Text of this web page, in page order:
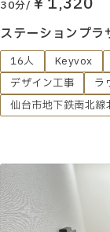
30分/
ステーションプラ
16人 Keyvox
デザイン工事
ラ
仙台市地下鉄南北線